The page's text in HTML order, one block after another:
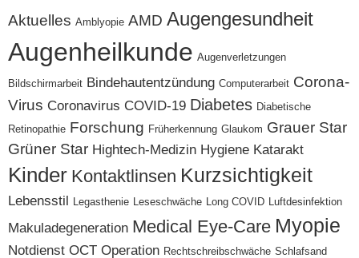
Aktuelles Amblyopie AMD Augengesundheit
Augenheilkunde Augenverletzungen
Bildschirmarbeit Bindehautentzündung Computerarbeit Corona-
Virus Coronavirus COVID-19 Diabetes Diabetische
Retinopathie Forschung Früherkennung Glaukom Grauer Star
Grüner Star Hightech-Medizin Hygiene Katarakt
Kinder Kontaktlinsen Kurzsichtigkeit
Lebensstil Legasthenie Leseschwäche Long COVID Luftdesinfektion
Makuladegeneration Medical Eye-Care Myopie
Notdienst OCT Operation Rechtschreibschwäche Schlafsand